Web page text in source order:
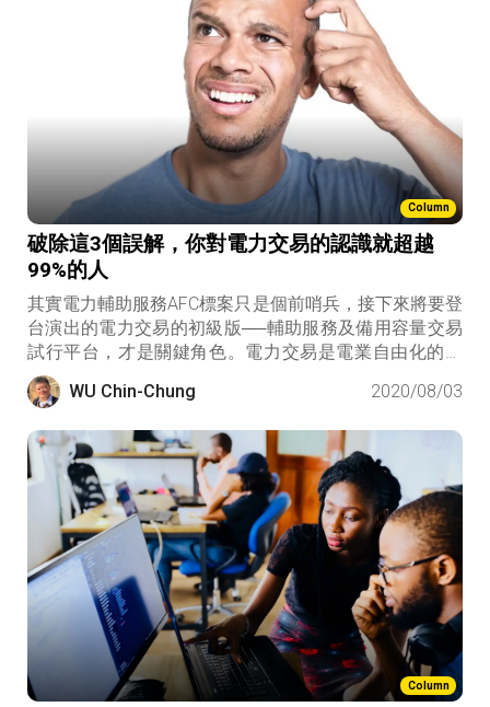
Column
破除這3個誤解，你對電力交易的認識就超越
99%的人
其實電力輔助服務AFC標案只是個前哨兵，接下來將要登
台演出的電力交易的初級版──輔助服務及備用容量交易
試行平台，才是關鍵角色。電力交易是電業自由化的里
程碑，重要到值得用十年來完成，若能成功，將是能源
轉型的一大步！整個能源業昂首以待，有些人已經等了
WU Chin-Chung 2020/08/03
Column